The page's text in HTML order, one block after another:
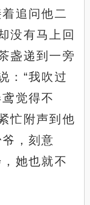
追问他二
没有马上回
盏递到一旁
：“我吹过
觉得不
忙附声到他
，刻意
她也就不